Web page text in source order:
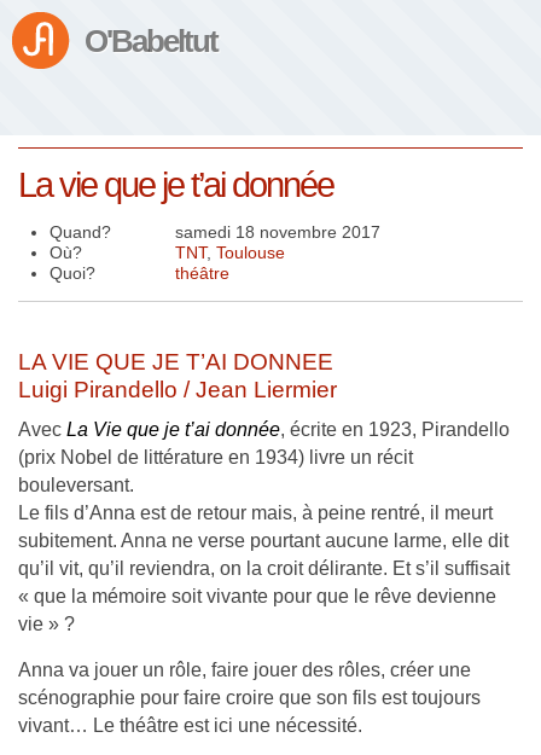
O'Babeltut
La vie que je t’ai donnée
Quand?
samedi 18 novembre 2017
Où?
TNT, Toulouse
Quoi?
théâtre
LA VIE QUE JE T’AI DONNEE
Luigi Pirandello / Jean Liermier
Avec La Vie que je t’ai donnée, écrite en 1923, Pirandello
(prix Nobel de littérature en 1934) livre un récit
bouleversant.
Le fils d’Anna est de retour mais, à peine rentré, il meurt
subitement. Anna ne verse pourtant aucune larme, elle dit
qu’il vit, qu’il reviendra, on la croit délirante. Et s’il suffisait
« que la mémoire soit vivante pour que le rêve devienne
vie » ?
Anna va jouer un rôle, faire jouer des rôles, créer une
scénographie pour faire croire que son fils est toujours
vivant… Le théâtre est ici une nécessité.